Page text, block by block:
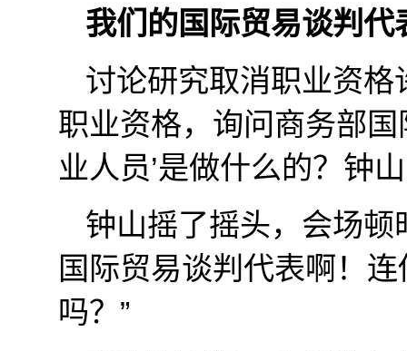
我们的国际贸易谈判
讨论研究取消职业资
职业资格，询问商务部国
业人员’是做什么的？钟
钟山摇了摇头，会场顿
国际贸易谈判代表啊！
吗？”